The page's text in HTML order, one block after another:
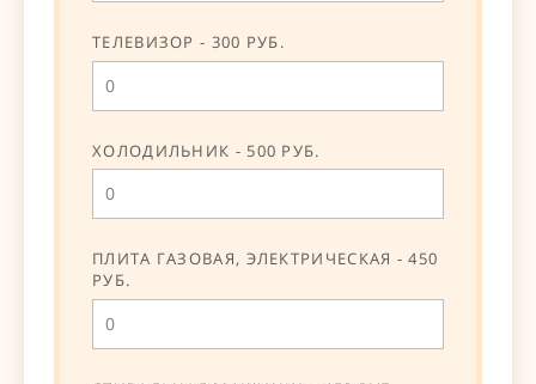
ТЕЛЕВИЗОР - 300 РУБ.
ХОЛОДИЛЬНИК - 500 РУБ.
ПЛИТА ГАЗОВАЯ, ЭЛЕКТРИЧЕСКАЯ - 450
РУБ.